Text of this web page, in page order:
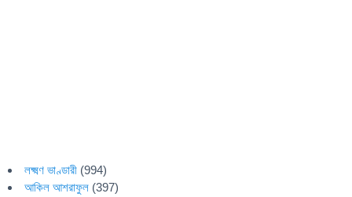
লক্ষ্মণ ভাণ্ডারী (994)
আকিল আশরাফুল (397)